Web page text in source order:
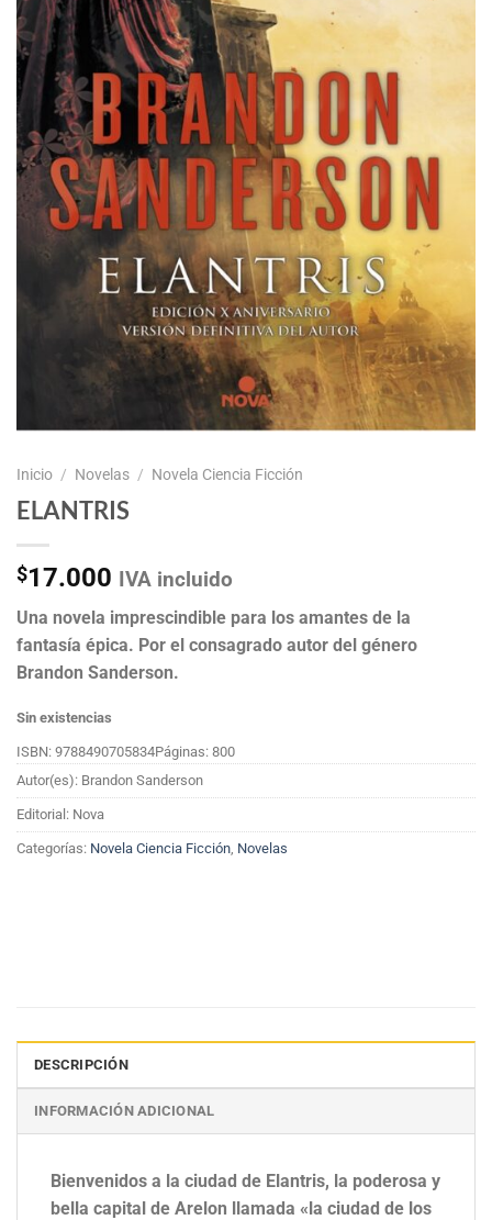
Inicio / Novelas / Novela Ciencia Ficción
ELANTRIS
$17.000 IVA incluido
Una novela imprescindible para los amantes de la
fantasía épica. Por el consagrado autor del género
Brandon Sanderson.
Sin existencias
ISBN: 9788490705834Páginas: 800
Autor(es): Brandon Sanderson
Editorial: Nova
Categorías: Novela Ciencia Ficción Novelas
DESCRIPCIÓN
INFORMACIÓN ADICIONAL
Bienvenidos a la ciudad de Elantris, la poderosa y
bella capital de Arelon llamada «la ciudad de los